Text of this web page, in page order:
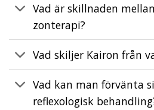
Vad är skillnaden
zonterapi?
Vad skiljer Kairon från
Vad kan man förvänta
reflexologisk